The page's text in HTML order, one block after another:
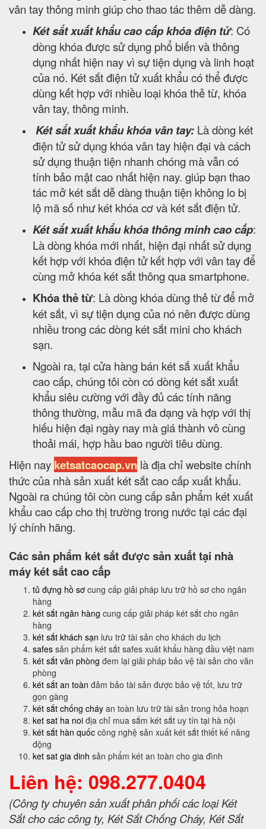
vân tay thông minh giúp cho thao tác thêm dễ dàng.
Két sắt xuất khẩu cao cấp khóa điện tử: Có
dòng khóa được sử dụng phổ biến và thông
dụng nhất hiện nay vì sự tiện dụng và linh hoạt
của nó. Két sắt điện tử xuất khẩu có thể được
dùng kết hợp với nhiều loại khóa thẻ từ, khóa
vân tay, thông minh.
Két sắt xuất khẩu khóa vân tay: Là dòng két
điện tử sử dụng khóa vân tay hiện đại và cách
sử dụng thuận tiện nhanh chóng mà vẫn có
tính bảo mật cao nhất hiện nay. giúp bạn thao
tác mở két sắt dễ dàng thuận tiện không lo bị
lộ mã số như két khóa cơ và két sắt điện tử.
Két sắt xuất khẩu khóa thông minh cao cấp:
Là dòng khóa mới nhất, hiện đại nhất sử dụng
kết hợp với khóa điện tử kết hợp với vân tay để
cùng mở khóa két sắt thông qua smartphone.
Khóa thẻ từ: Là dòng khóa dùng thẻ từ để mở
két sắt, vì sự tiện dụng của nó nên được dùng
nhiều trong các dòng két sắt mini cho khách
sạn.
Ngoài ra, tại cửa hàng bán két sắ xuất khẩu
cao cấp, chúng tôi còn có dòng két sắt xuất
khẩu siêu cường với đầy đủ các tính năng
thông thường, mẫu mã đa dạng và hợp với thị
hiếu hiện đại ngày nay mà giá thành vô cùng
thoải mái, hợp hầu bao người tiêu dùng.
Hiện nay ketsatcaocap.vn là địa chỉ website chính
thức của nhà sản xuất két sắt cao cấp xuất khẩu.
Ngoài ra chúng tôi còn cung cấp sản phẩm két xuất
khẩu cao cấp cho thị trường trong nước tại các đại
lý chính hãng.
Các sản phẩm két sắt được sản xuất tại nhà
máy két sắt cao cấp
tủ đựng hồ sơ cung cấp giải pháp lưu trữ hồ sơ cho ngân
hàng
két sắt ngân hàng cung cấp giải pháp két sắt cho ngân
hàng
két sắt khách sạn lưu trữ tài sản cho khách du lịch
safes sản phẩm két sắt safes xuât khẩu hàng đầu việt nam
két sắt văn phòng đem lại giải pháp bảo vệ tài sản cho văn
phòng
két sắt an toàn đảm bảo tài sản được bảo vệ tốt, lưu trữ
gọn gàng
két sắt chống cháy an toàn lưu trữ tài sản trong hỏa hoạn
ket sat ha noi địa chỉ mua sắm két sắt uy tín tại hà nội
két sắt hàn quốc công nghệ sản xuất két sắt thiết kế năng
động
ket sat gia dinh sản phẩm két an toàn cho gia đình
Liên hệ: 098.277.0404
(Công ty chuyên sản xuất phân phối các loại Két
Sắt cho các công ty, Két Sắt Chống Cháy, Két Sắt